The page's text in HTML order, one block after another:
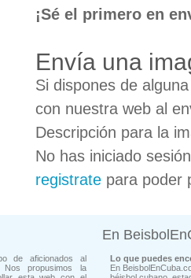
¡Sé el primero en
Envía una
Si dispones de
con nuestra web al
Descripción para la
No has iniciado
registrate para poder
de aficionados al
Nos propusimos la
En
Lo que puedes
En